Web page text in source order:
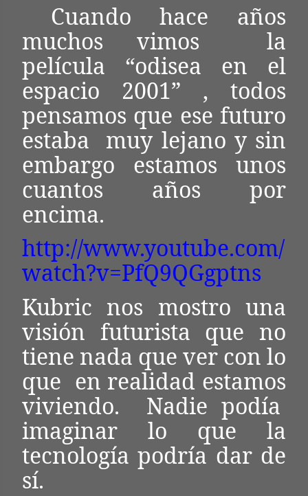
Cuando hace años
muchos vimos
la
película “odisea en el
espacio 2001” , todos
pensamos que ese futuro
estaba
muy lejano y sin
embargo estamos unos
cuantos años por
encima.
http://www.youtube.com/
watch?v=PfQ9QGgptns
Kubric nos mostro una
visión futurista que no
tiene nada que ver con lo
que en realidad estamos
viviendo.
Nadie podía
imaginar lo que la
tecnología podría dar de
sí.